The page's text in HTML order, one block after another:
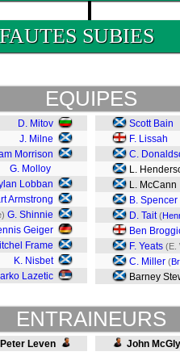
FAUTES SUBIES
EQUIPES
D. Mitov
J. Milne
Morrison
G. Molloy
Lobban
Armstrong
G. Shinnie
Geiger
Frame
K. Nisbet
Lazetic
Scott Bain
F. Lissah
C.
L.
L. McCann
B. Spencer
D. Tait (
Ben
F. Yeats (E.
C. Miller (
Barney
ENTRAINEURS
Peter Leven John